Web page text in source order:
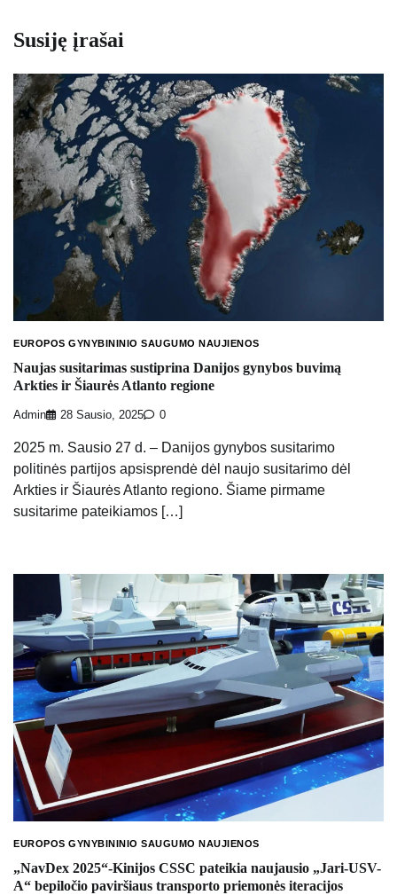
Susiję įrašai
EUROPOS GYNYBININIO SAUGUMO NAUJIENOS
Naujas susitarimas sustiprina Danijos gynybos buvimą
Arkties ir Šiaurės Atlanto regione
Admin 28 Sausio, 2025 0
2025 m. Sausio 27 d. – Danijos gynybos susitarimo
politinės partijos apsisprendė dėl naujo susitarimo dėl
Arkties ir Šiaurės Atlanto regiono. Šiame pirmame
susitarime pateikiamos […]
EUROPOS GYNYBININIO SAUGUMO NAUJIENOS
„NavDex 2025“-Kinijos CSSC pateikia naujausio „Jari-USV-
A“ bepiločio paviršiaus transporto priemonės iteracijos